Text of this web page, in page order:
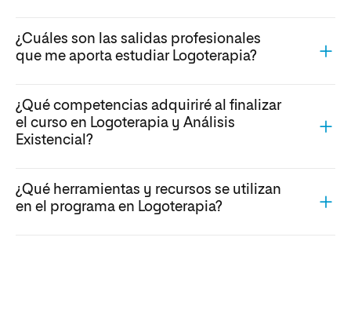
¿Cuáles son las salidas profesionales
que me aporta estudiar Logoterapia?
¿Qué competencias adquiriré al finalizar
el curso en Logoterapia y Análisis
Existencial?
¿Qué herramientas y recursos se utilizan
en el programa en Logoterapia?